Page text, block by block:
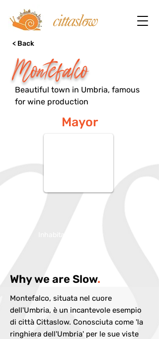
Montefalco
< Back
Beautiful town in Umbria, famous
for wine production
Mayor
Why we are Slow.
Montefalco, situata nel cuore
dell'Umbria, è un incantevole esempio
di città Cittaslow. Conosciuta come 'la
ringhiera dell'Umbria' per le sue viste